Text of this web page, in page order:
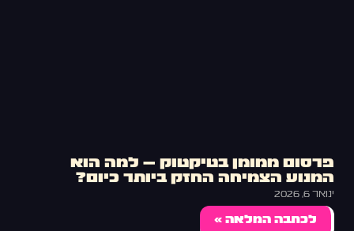
פרסום ממומן בטיקטוק – למה הוא
המנוע הצמיחה החזק ביותר כיום?
ינואר 6, 2026
לכתבה המלאה »